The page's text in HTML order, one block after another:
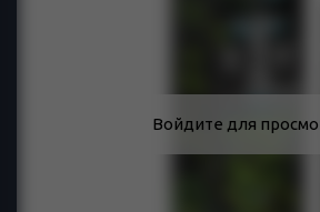
Войдите для